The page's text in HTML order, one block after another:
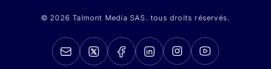
© 2026 Talmont Media SAS. tous droits réservés.